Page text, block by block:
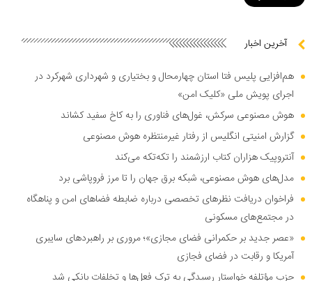
آخرین اخبار
هم‌افزایی پلیس فتا استان چهارمحال و بختیاری و شهرداری شهرکرد در
اجرای پویش ملی «کلیک امن»
هوش مصنوعی سرکش، غول‌های فناوری را به کاخ سفید کشاند
گزارش امنیتی انگلیس از رفتار غیرمنتظره هوش مصنوعی
آنتروپیک هزاران کتاب ارزشمند را تکه‌تکه می‌کند
مدل‌های هوش مصنوعی، شبکه برق جهان را تا مرز فروپاشی برد
فراخوان دریافت نظر‌های تخصصی درباره ضابطه فضا‌های امن و پناهگاه
در مجتمع‌های مسکونی
«عصر جدید بر حکمرانی فضای مجازی»؛ مروری بر راهبرد‌های سایبری
آمریکا و رقابت در فضای فجازی
حزب مؤتلفه خواستار رسیدگی به ترک فعل‌ها و تخلفات بانکی شد